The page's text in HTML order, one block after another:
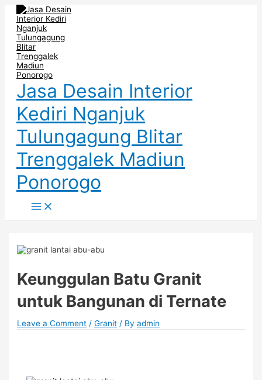
Skip
content
Jasa Desain Interior
Kediri Nganjuk
Tulungagung Blitar
Trenggalek Madiun
Ponorogo
Menu
Keunggulan Batu Granit
untuk Bangunan di Ternate
Leave a Comment /Granit / Byadmin
Post
navigation